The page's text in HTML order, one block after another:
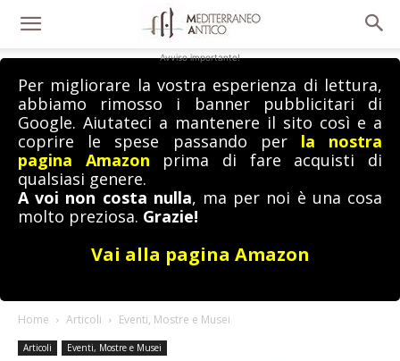
Avviso importante!
Per migliorare la vostra esperienza di lettura,
abbiamo rimosso i banner pubblicitari di
Google. Aiutateci a mantenere il sito così e a
coprire le spese passando per la nostra
pagina Amazon prima di fare acquisti di
qualsiasi genere.
A voi non costa nulla, ma per noi è una cosa
molto preziosa. Grazie!
Vai alla pagina Amazon
Home Articoli Eventi, Mostre e Musei
Articoli Eventi, Mostre e Musei